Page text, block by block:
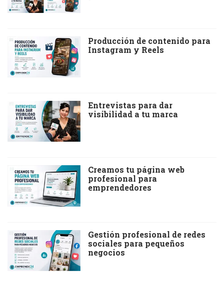
Producción de contenido para
Instagram y Reels
Entrevistas para dar
visibilidad a tu marca
Creamos tu página web
profesional para
emprendedores
Gestión profesional de redes
sociales para pequeños
negocios